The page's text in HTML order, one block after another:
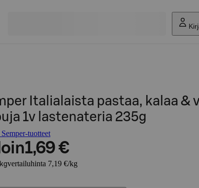
Italialaista pastaa, kalaa &
1v lastenateria 235g
tuotteet
1,69 €
vertailuhinta 7,19 €/kg